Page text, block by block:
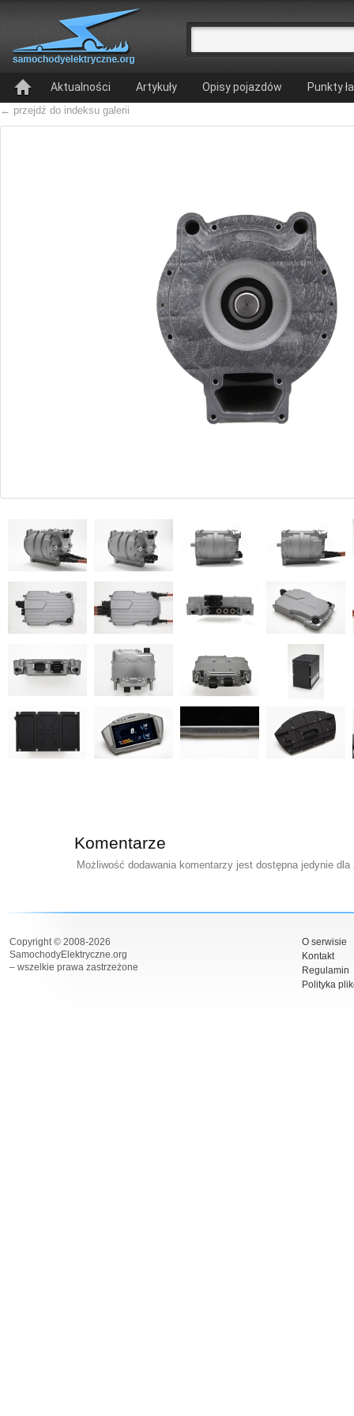
Aktualności Artykuły Opisy pojazdów Punkty
← przejdź do indeksu galerii
Komentarze
Możliwość dodawania komentarzy jest dostępna jedynie
Copyright © 2008-2026
SamochodyElektryczne.org
– wszelkie prawa zastrzeżone
O serwisie
Kontakt
Regulamin
Polityka